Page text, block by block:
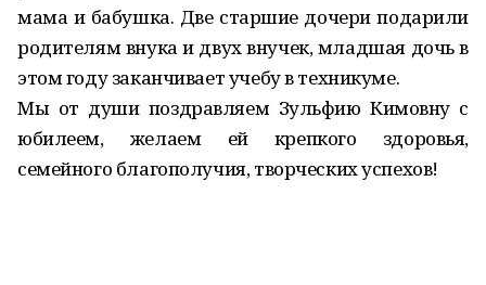
мама и бабушка. Две старшие дочери подарили
родителям внука и двух внучек, младшая дочь в
этом году заканчивает учебу в техникуме.
Мы от души поздравляем Зульфию Кимовну с
юбилеем, желаем ей крепкого здоровья,
семейного благополучия, творческих успехов!